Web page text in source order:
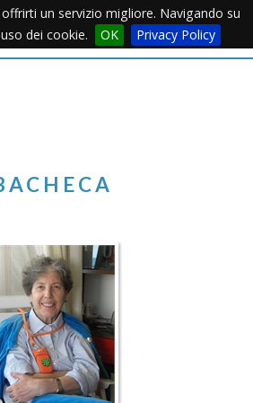
un servizio migliore. Navigando su
dei cookie.
OK Privacy PolicyMenu